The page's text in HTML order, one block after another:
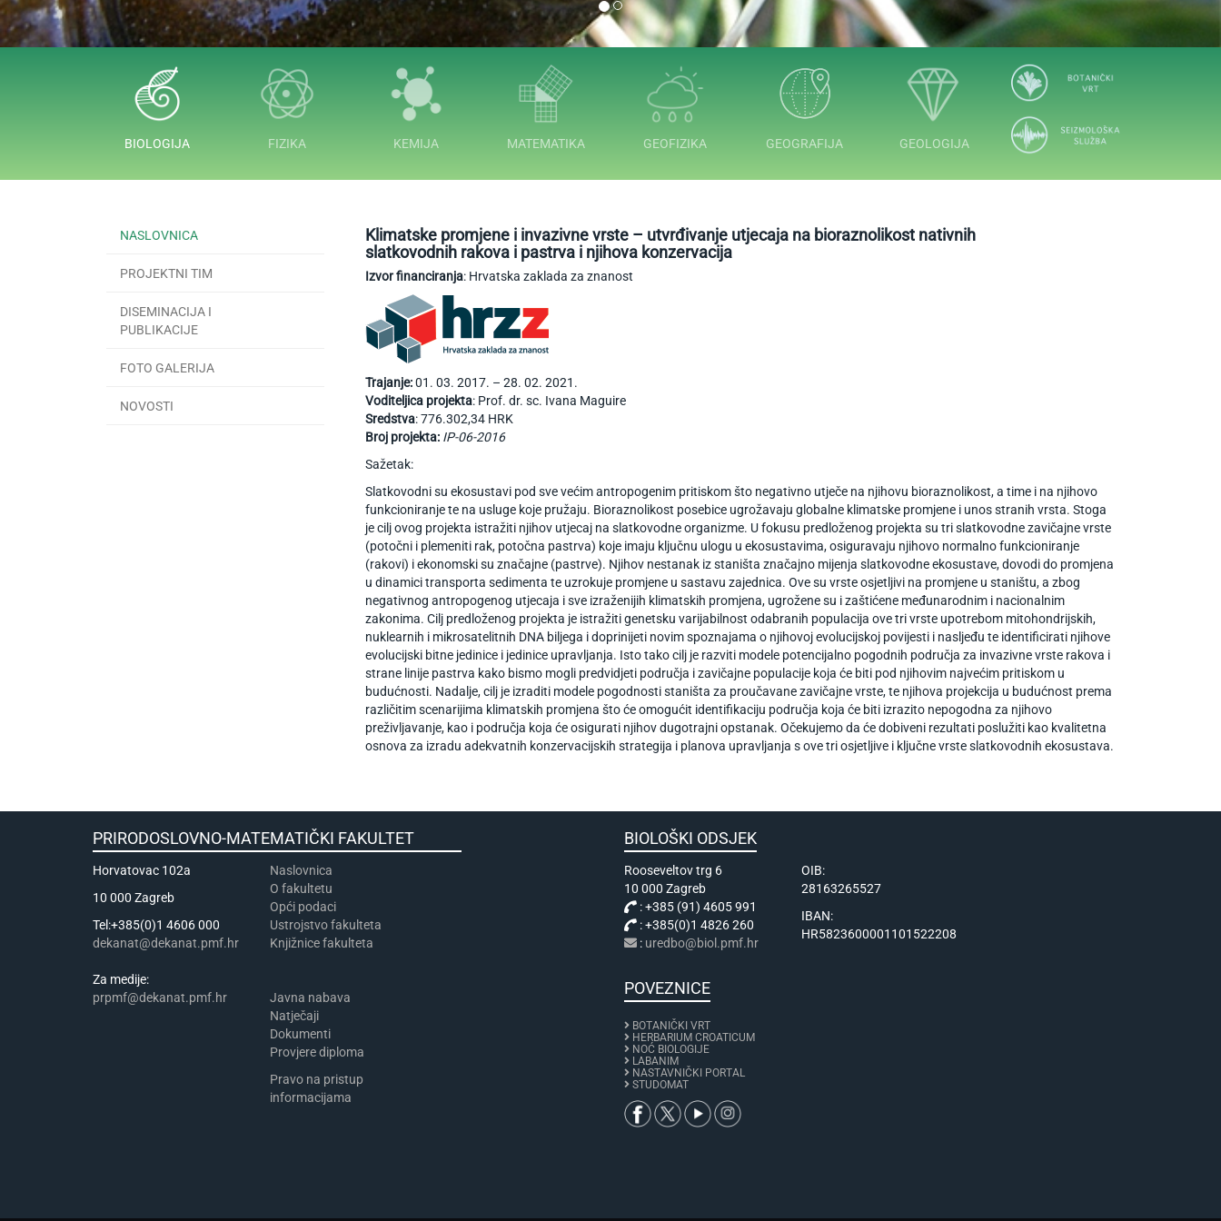
1
BIOLOGIJA FIZIKA KEMIJA MATEMATIKA GEOFIZIKA GEOGRAFIJA GEOLOGIJA
NASLOVNICA
PROJEKTNI TIM
DISEMINACIJA I
PUBLIKACIJE
FOTO GALERIJA
NOVOSTI
Klimatske promjene i invazivne vrste – utvrđivanje utjecaja na bioraznolikost nativnih
slatkovodnih rakova i pastrva i njihova konzervacija
Izvor financiranja: Hrvatska zaklada za znanost
Trajanje:01. 03. 2017. – 28. 02. 2021.
Voditeljica projekta: Prof. dr. sc. Ivana Maguire
Sredstva: 776.302,34 HRK
Broj projekta: IP-06-2016
Sažetak:
Slatkovodni su ekosustavi pod sve većim antropogenim pritiskom što negativno utječe na njihovu bioraznolikost, a time i na njihovo
funkcioniranje te na usluge koje pružaju. Bioraznolikost posebice ugrožavaju globalne klimatske promjene i unos stranih vrsta. Stoga
je cilj ovog projekta istražiti njihov utjecaj na slatkovodne organizme. U fokusu predloženog projekta su tri slatkovodne zavičajne vrste
(potočni i plemeniti rak, potočna pastrva) koje imaju ključnu ulogu u ekosustavima, osiguravaju njihovo normalno funkcioniranje
(rakovi) i ekonomski su značajne (pastrve). Njihov nestanak iz staništa značajno mijenja slatkovodne ekosustave, dovodi do promjena
u dinamici transporta sedimenta te uzrokuje promjene u sastavu zajednica. Ove su vrste osjetljivi na promjene u staništu, a zbog
negativnog antropogenog utjecaja i sve izraženijih klimatskih promjena, ugrožene su i zaštićene međunarodnim i nacionalnim
zakonima. Cilj predloženog projekta je istražiti genetsku varijabilnost odabranih populacija ove tri vrste upotrebom mitohondrijskih,
nuklearnih i mikrosatelitnih DNA biljega i doprinijeti novim spoznajama o njihovoj evolucijskoj povijesti i nasljeđu te identificirati njihove
evolucijski bitne jedinice i jedinice upravljanja. Isto tako cilj je razviti modele potencijalno pogodnih područja za invazivne vrste rakova i
strane linije pastrva kako bismo mogli predvidjeti područja i zavičajne populacije koja će biti pod njihovim najvećim pritiskom u
budućnosti. Nadalje, cilj je izraditi modele pogodnosti staništa za proučavane zavičajne vrste, te njihova projekcija u budućnost prema
različitim scenarijima klimatskih promjena što će omogućit identifikaciju područja koja će biti izrazito nepogodna za njihovo
preživljavanje, kao i područja koja će osigurati njihov dugotrajni opstanak. Očekujemo da će dobiveni rezultati poslužiti kao kvalitetna
osnova za izradu adekvatnih konzervacijskih strategija i planova upravljanja s ove tri osjetljive i ključne vrste slatkovodnih ekosustava.
PRIRODOSLOVNO-MATEMATIČKI FAKULTET
Horvatovac 102a
10 000 Zagreb
Tel:+385(0)1 4606 000
dekanat@dekanat.pmf.hr
Za medije:
prpmf@dekanat.pmf.hr
Naslovnica
​​​O fakultetu
Opći podaci
Ustrojstvo fakulteta
Knjižnice fakulteta
Javna nabava
Natječaji
Dokumenti
Provjere diploma
Pravo na pristup
informacijama
BIOLOŠKI ODSJEK
Rooseveltov trg 6
10 000 Zagreb
: +385 (91) 4605 991
: +385(0)1 4826 260
: uredbo@biol.pmf.hr
OIB:
28163265527
IBAN:
HR5823600001101522208
POVEZNICE
BOTANIČKI VRT
HERBARIUM CROATICUM
NOĆ BIOLOGIJE
LABANIM
NASTAVNIČKI PORTAL
STUDOMAT